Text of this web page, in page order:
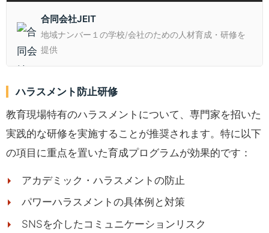
合同会社JEIT
地域ナンバー１の学校/会社のための人材育成・研修を
提供
ハラスメント防止研修
教育現場特有のハラスメントについて、専門家を招いた
実践的な研修を実施することが推奨されます。特に以下
の項目に重点を置いた育成プログラムが効果的です：
アカデミック・ハラスメントの防止
パワーハラスメントの具体例と対策
SNSを介したコミュニケーションリスク